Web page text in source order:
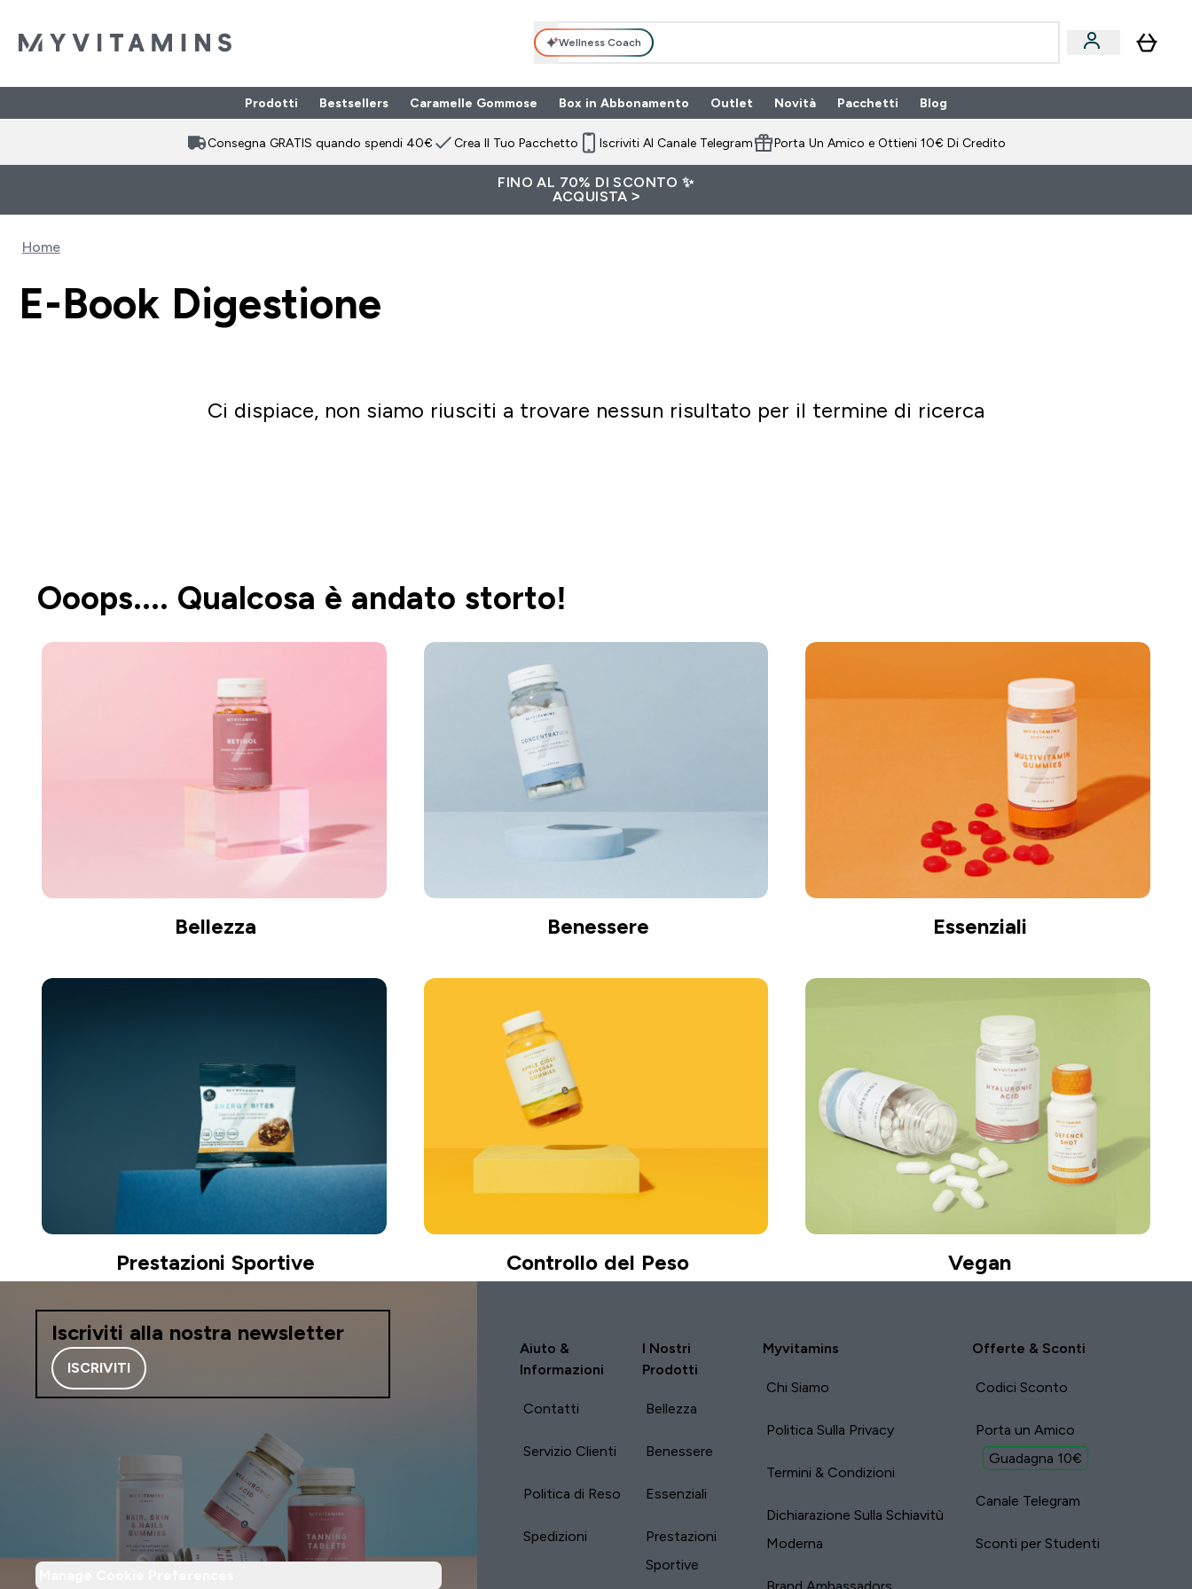
Wellness Coach
Prodotti Enter Prodotti submenu
Bestsellers Caramelle Gommose Box in AbbonamentoEnter Box in Abbonamento submenu
⌄ Outlet Novità Pacchetti Enter Pacchetti submenu
Blog
Consegna GRATIS quando spendi 40€ Crea Il Tuo Pacchetto Iscriviti Al Canale Telegram Porta Un Amico e Ottieni 10€ Di Credito
FINO AL 70% DI SCONTO ✨
ACQUISTA >
Home
E-Book Digestione
Ci dispiace, non siamo riusciti a trovare nessun risultato per il termine di ricerca
Ooops.... Qualcosa è andato storto!
Bellezza Benessere Essenziali
Prestazioni Sportive Controllo del Peso Vegan
Iscriviti alla nostra newsletter
ISCRIVITI
Aiuto &
Informazioni
Contatti
Servizio Clienti
Politica di Reso
Spedizioni
I Nostri
Prodotti
Bellezza
Benessere
Essenziali
Prestazioni
Sportive
Myvitamins
Chi Siamo
Politica Sulla Privacy
Termini & Condizioni
Dichiarazione Sulla Schiavitù
Moderna
Brand Ambassadors
Offerte & Sconti
Codici Sconto
Porta un Amico
Guadagna 10€
Canale Telegram
Sconti per Studenti